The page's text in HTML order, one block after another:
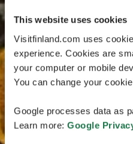
This website uses cookies
Visitfinland.com uses
experience. Cookies are
your computer or mobile
You can change your
Google processes data as
Learn more: Google